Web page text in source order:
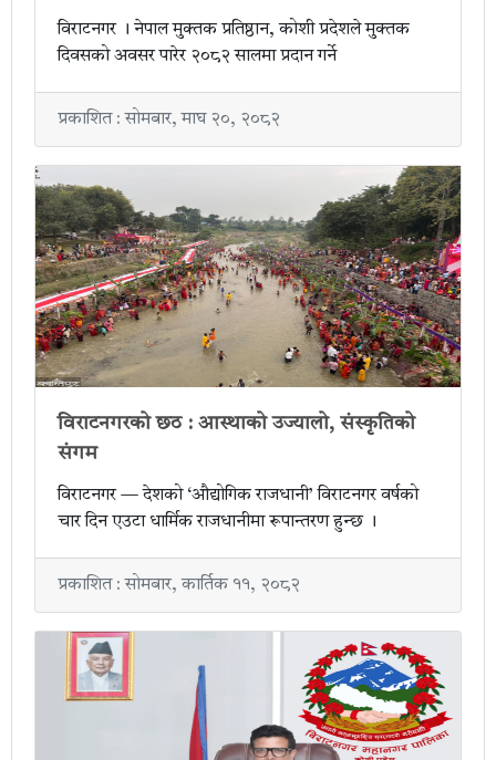
विराटनगर । नेपाल मुक्तक प्रतिष्ठान, कोशी प्रदेशले मुक्तक
दिवसको अवसर पारेर २०८२ सालमा प्रदान गर्ने
प्रकाशित : सोमबार, माघ २०, २०८२
विराटनगरको छठ : आस्थाको उज्यालो, संस्कृतिको
संगम
विराटनगर — देशको ‘औद्योगिक राजधानी’ विराटनगर वर्षको
चार दिन एउटा धार्मिक राजधानीमा रूपान्तरण हुन्छ ।
प्रकाशित : सोमबार, कार्तिक ११, २०८२